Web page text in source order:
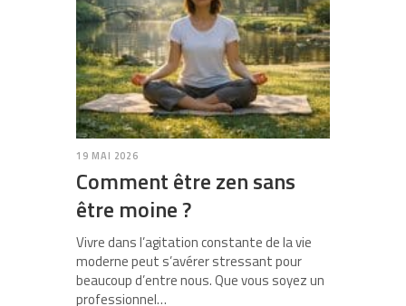
19 MAI 2026
Comment être zen sans
être moine ?
Vivre dans l’agitation constante de la vie
moderne peut s’avérer stressant pour
beaucoup d’entre nous. Que vous soyez un
professionnel…